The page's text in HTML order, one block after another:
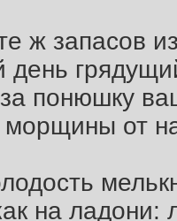
ж запасов
понюшку
морщины от
на ладони: